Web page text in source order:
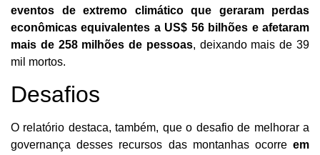
eventos de extremo climático que geraram perdas
econômicas equivalentes a US$ 56 bilhões e afetaram
mais de 258 milhões de pessoas, deixando mais de 39
mil mortos.
Desafios
O relatório destaca, também, que o desafio de melhorar a
governança desses recursos das montanhas ocorre em